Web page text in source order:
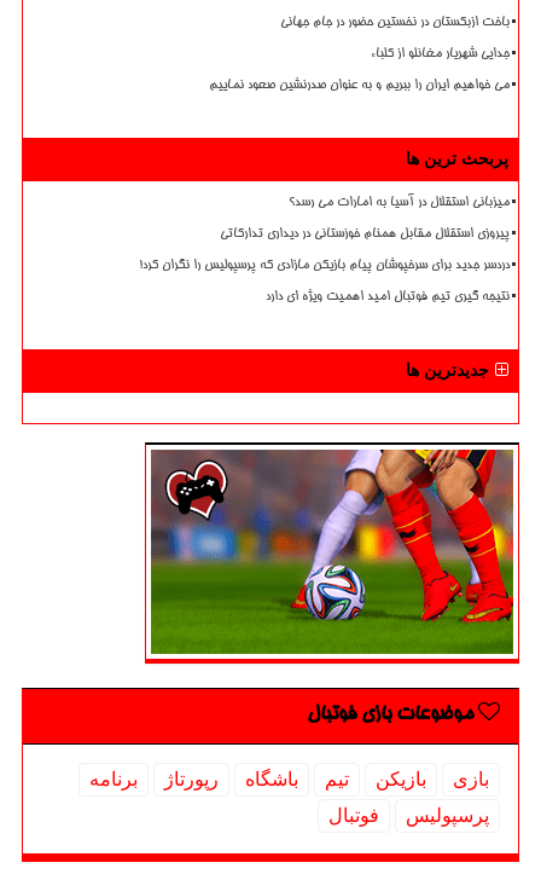
باخت ازبکستان در نخستین حضور در جام جهانی
جدایی شهریار مغانلو از کلباء
می خواهیم ایران را ببریم و به عنوان صدرنشین صعود نماییم
پربحث ترین ها
میزبانی استقلال در آسیا به امارات می رسد؟
پیروزی استقلال مقابل همنام خوزستانی در دیداری تدارکاتی
دردسر جدید برای سرخپوشان پیام بازیکن مازادی که پرسپولیس را نگران کرد!
نتیجه گیری تیم فوتبال امید اهمیت ویژه ای دارد
جدیدترین ها
موضوعات بازی فوتبال
بازی بازیكن تیم باشگاه رپورتاژ
برنامه
پرسپولیس
فوتبال